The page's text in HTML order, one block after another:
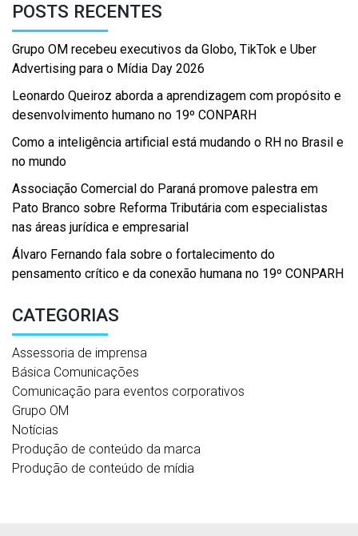
POSTS RECENTES
Grupo OM recebeu executivos da Globo, TikTok e Uber
Advertising para o Mídia Day 2026
Leonardo Queiroz aborda a aprendizagem com propósito e
desenvolvimento humano no 19º CONPARH
Como a inteligência artificial está mudando o RH no Brasil e
no mundo
Associação Comercial do Paraná promove palestra em
Pato Branco sobre Reforma Tributária com especialistas
nas áreas jurídica e empresarial
Álvaro Fernando fala sobre o fortalecimento do
pensamento crítico e da conexão humana no 19º CONPARH
CATEGORIAS
Assessoria de imprensa
Básica Comunicações
Comunicação para eventos corporativos
Grupo OM
Notícias
Produção de conteúdo da marca
Produção de conteúdo de mídia